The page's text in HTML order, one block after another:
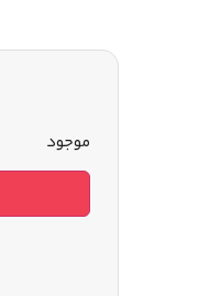
موجود